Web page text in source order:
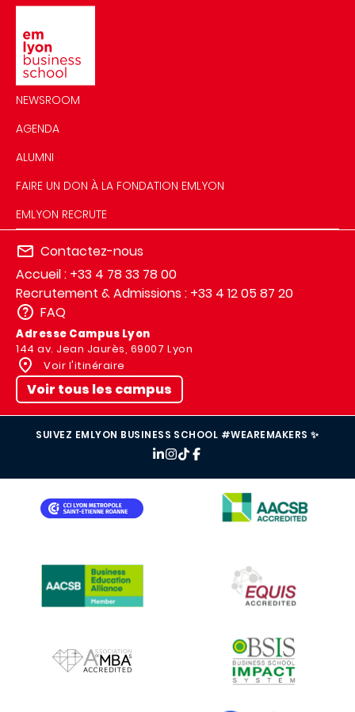
NEWSROOM
AGENDA
ALUMNI
FAIRE UN DON À LA FONDATION EMLYON
EMLYON RECRUTE
Contactez-nous
Accueil : +33 4 78 33 78 00
Recrutement & Admissions : +33 4 12 05 87 20
FAQ
Adresse Campus Lyon
144 av. Jean Jaurès, 69007 Lyon
Voir l'itinéraire
Voir tous les campus
SUIVEZ EMLYON BUSINESS SCHOOL #WEAREMAKERS ✨
IMAGE
IMAGE
IMAGE